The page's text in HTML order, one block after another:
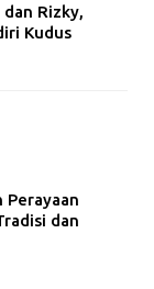
Rizky,
Kudus
Perayaan
dan